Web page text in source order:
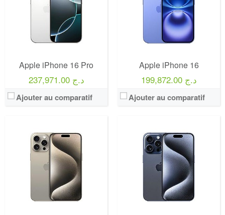
Apple iPhone 16 Pro
237,971.00 د.ج
Ajouter au comparatif
Apple iPhone 16
199,872.00 د.ج
Ajouter au comparatif